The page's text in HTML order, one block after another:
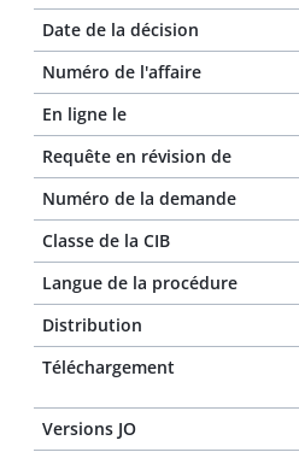
Date de la décision
Numéro de l'affaire
En ligne le
Requête en révision de
Numéro de la demande
Classe de la CIB
Langue de la procédure
Distribution
Téléchargement
Versions JO